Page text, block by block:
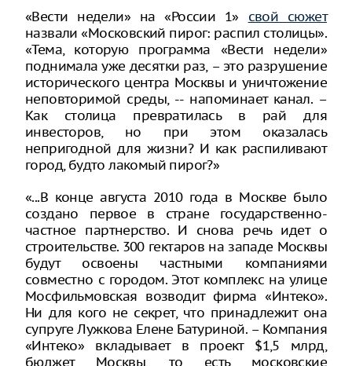
«Вести недели» на «России 1» свой сюжет
назвали «Московский пирог: распил столицы».
«Тема, которую программа «Вести недели»
поднимала уже десятки раз, – это разрушение
исторического центра Москвы и уничтожение
неповторимой среды, -- напоминает канал. –
Как столица превратилась в рай для
инвесторов, но при этом оказалась
непригодной для жизни? И как распиливают
город, будто лакомый пирог?»
«...В конце августа 2010 года в Москве было
создано первое в стране государственно-
частное партнерство. И снова речь идет о
строительстве. 300 гектаров на западе Москвы
будут освоены частными компаниями
совместно с городом. Этот комплекс на улице
Мосфильмовская возводит фирма «Интеко».
Ни для кого не секрет, что принадлежит она
супруге Лужкова Елене Батуриной. – Компания
«Интеко» вкладывает в проект $1,5 млрд,
бюджет Москвы, то есть московские